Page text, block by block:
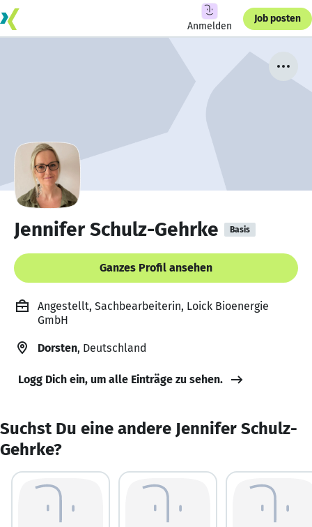
Anmelden
Job posten
Jennifer Schulz-Gehrke Basis
Ganzes Profil ansehen
Angestellt, Sachbearbeiterin, Loick Bioenergie
GmbH
Dorsten, Deutschland
Logg Dich ein, um alle Einträge zu sehen.
Suchst Du eine andere Jennifer Schulz-
Gehrke?